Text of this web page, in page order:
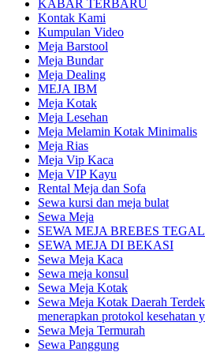
KABAR TERBARU
Kontak Kami
Kumpulan Video
Meja Barstool
Meja Bundar
Meja Dealing
MEJA IBM
Meja Kotak
Meja Lesehan
Meja Melamin Kotak Minimalis
Meja Rias
Meja Vip Kaca
Meja VIP Kayu
Rental Meja dan Sofa
Sewa kursi dan meja bulat
Sewa Meja
SEWA MEJA BREBES
SEWA MEJA DI BEKASI
Sewa Meja Kaca
Sewa meja konsul
Sewa Meja Kotak
Sewa Meja Kotak Daerah
menerapkan protokol kesehatan
Sewa Meja Termurah
Sewa Panggung